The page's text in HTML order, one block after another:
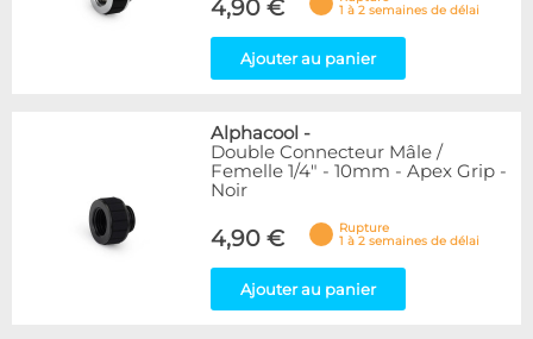
4,90 €
1 à 2 semaines de délai
Ajouter au panier
Alphacool -
Double Connecteur Mâle /
Femelle 1/4" - 10mm - Apex Grip -
Noir
4,90 €
Rupture
1 à 2 semaines de délai
Ajouter au panier